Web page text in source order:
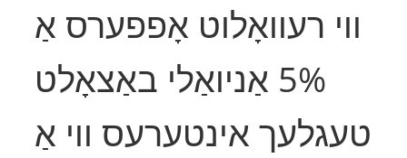
ווי רעוואָלוט אָפפערס אַ
5% אַניואַלי באַצאָלט
טעגלעך אינטערעס ווי אַ